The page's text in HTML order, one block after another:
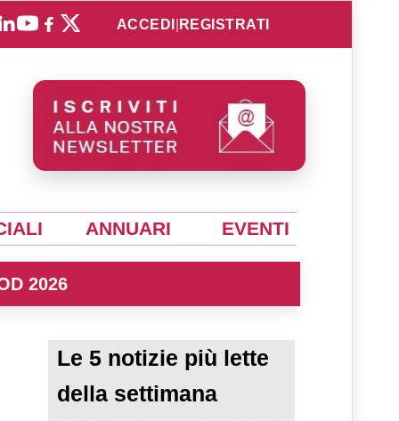
ACCEDI REGISTRATI
ANNUARI EVENTI
2026
Le 5 notizie più lette
della settimana